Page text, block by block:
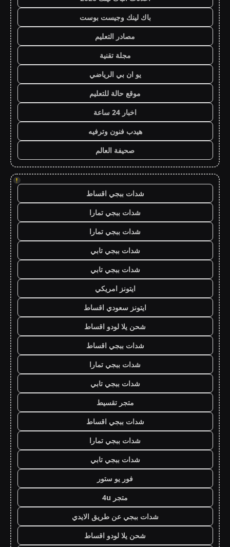
باك لينك وجيست بوست
مصادر التعليم
مجلة تقنية
يو ان بي الرياضي
موقع حالة للتعليم
اخبار 24 ساعة
هيدب فنون وترفيه
صحيفة العالم
!
شدات ببجي اقساط
شدات ببجي تمارا
شدات ببجي تمارا
شدات ببجي تابي
شدات ببجي تابي
ايتونز امريكي
ايتونز سعودي اقساط
شحن يلا لودو اقساط
شدات ببجي اقساط
شدات ببجي تمارا
شدات ببجي تابي
متجر تقسيط
شدات ببجي اقساط
شدات ببجي تمارا
شدات ببجي تابي
فور يو ستور
متجر 4u
شدات ببجي عن طريق الايدي
شحن يلا لودو اقساط